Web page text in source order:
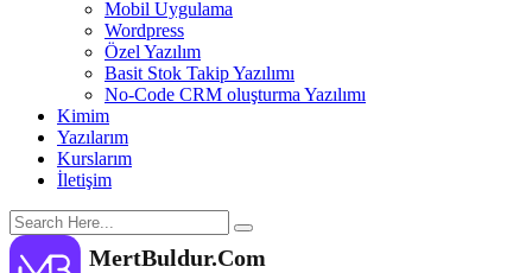
Mobil Uygulama
Wordpress
Özel Yazılım
Basit Stok Takip Yazılımı
No-Code CRM oluşturma Yazılımı
Kimim
Yazılarım
Kurslarım
İletişim
MertBuldur.Com